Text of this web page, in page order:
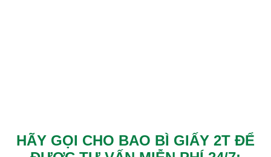
HÃY GỌI CHO BAO BÌ GIẤY 2T ĐỂ